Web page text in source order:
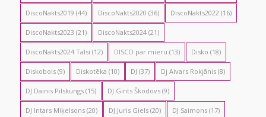
DiscoNakts2019 (44) DiscoNakts2020 (36) DiscoNakts2022(16)
DiscoNakts2023 (21) DiscoNakts2024(21)
DiscoNakts2024 Talsi (12) DISCO par mieru (13) Disko (18)
Diskobols(9) Diskotēka (10) DJ (37) Dj Aivars Rokjānis(8)
DJ Dainis Pilskungs(15) DJ Gints Škodovs(9)
DJ Intars Miķelsons(20) DJ Juris Giels(20) DJ Saimons(17)